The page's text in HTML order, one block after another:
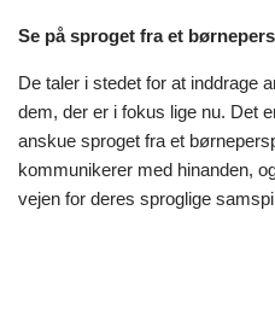
Se på sproget fra et
De taler i stedet for at inddrage
dem, der er i fokus lige nu. Det
anskue sproget fra et
kommunikerer med hinanden,
vejen for deres sproglige